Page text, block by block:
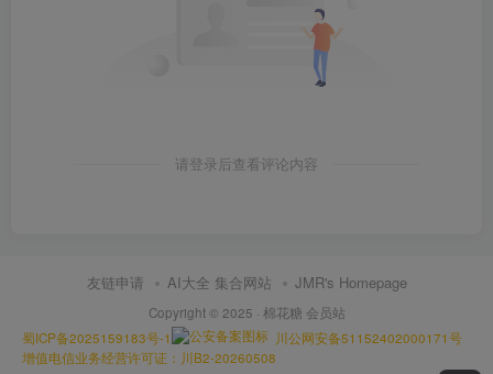
请登录后查看评论内容
友链申请 AI大全 集合网站 JMR's Homepage
Copyright © 2025 · 棉花糖 会员站
蜀ICP备2025159183号-1
川公网安备51152402000171号
增值电信业务经营许可证：川B2-20260508